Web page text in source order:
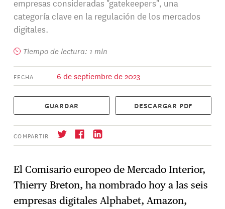
empresas consideradas "gatekeepers", una
categoría clave en la regulación de los mercados
digitales.
Tiempo de lectura: 1 min
FECHA 6 de septiembre de 2023
GUARDAR DESCARGAR PDF
COMPARTIR
→ Suscríbase
El Comisario europeo de Mercado Interior,
Thierry Breton, ha nombrado hoy a las seis
empresas digitales Alphabet, Amazon,